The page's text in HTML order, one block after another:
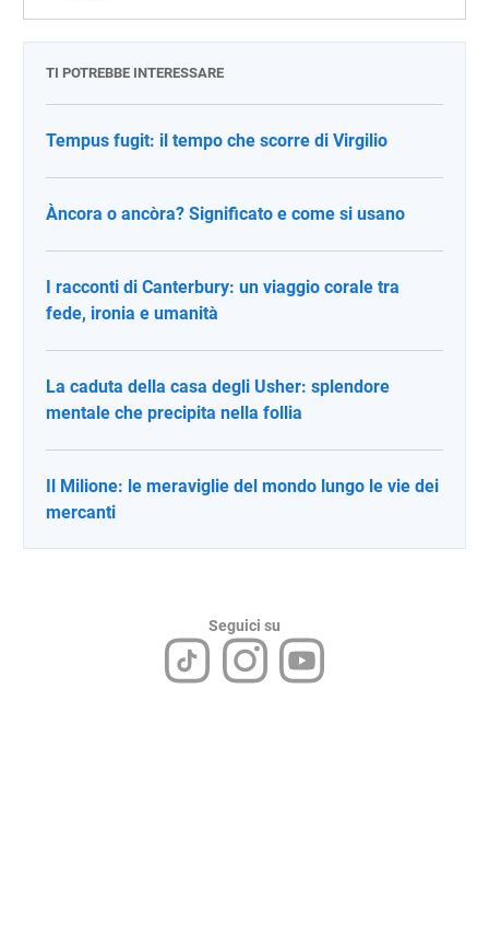
TI POTREBBE INTERESSARE
Tempus fugit: il tempo che scorre di Virgilio
Àncora o ancòra? Significato e come si usano
I racconti di Canterbury: un viaggio corale tra
fede, ironia e umanità
La caduta della casa degli Usher: splendore
mentale che precipita nella follia
Il Milione: le meraviglie del mondo lungo le vie dei
mercanti
Seguici su